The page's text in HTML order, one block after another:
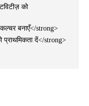
को
बनाएँ</strong>
दें</strong>